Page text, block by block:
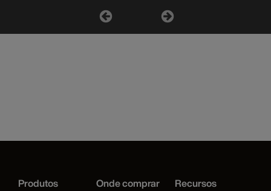
Produtos Onde comprar Recursos